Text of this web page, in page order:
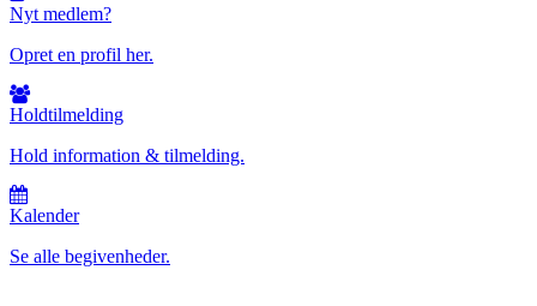
Nyt medlem?
Opret en profil her.
Holdtilmelding
Hold information & tilmelding.
Kalender
Se alle begivenheder.